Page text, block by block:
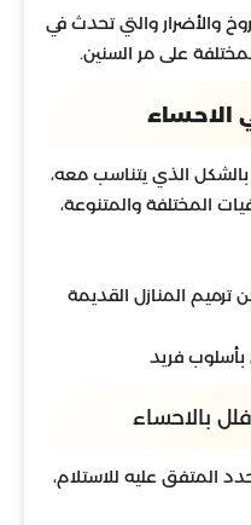
والأضرار والتي تحدث في
على مر السنين.
الاحساء
الذي يتناسب معه،
المختلفة والمتنوعة،
ترميم المنازل القديمة
بأسلوب فريد
بالاحساء
المتفق عليه للاستلام،